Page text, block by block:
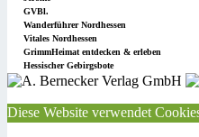
GVBl.
Wanderführer Nordhessen
Vitales Nordhessen
GrimmHeimat entdecken & erleben
Hessischer Gebirgsbote
Diese Website verwendet